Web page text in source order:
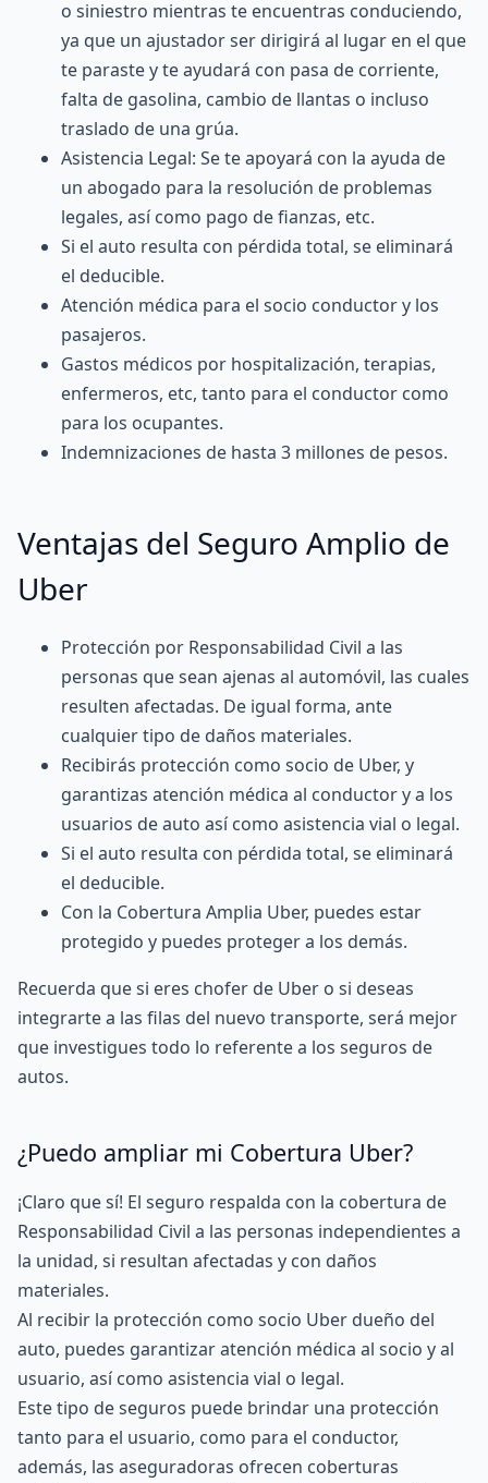
o siniestro mientras te encuentras conduciendo,
ya que un ajustador ser dirigirá al lugar en el que
te paraste y te ayudará con pasa de corriente,
falta de gasolina, cambio de llantas o incluso
traslado de una grúa.
Asistencia Legal: Se te apoyará con la ayuda de
un abogado para la resolución de problemas
legales, así como pago de fianzas, etc.
Si el auto resulta con pérdida total, se eliminará
el deducible.
Atención médica para el socio conductor y los
pasajeros.
Gastos médicos por hospitalización, terapias,
enfermeros, etc, tanto para el conductor como
para los ocupantes.
Indemnizaciones de hasta 3 millones de pesos.
Ventajas del Seguro Amplio de
Uber
Protección por Responsabilidad Civil a las
personas que sean ajenas al automóvil, las cuales
resulten afectadas. De igual forma, ante
cualquier tipo de daños materiales.
Recibirás protección como socio de Uber, y
garantizas atención médica al conductor y a los
usuarios de auto así como asistencia vial o legal.
Si el auto resulta con pérdida total, se eliminará
el deducible.
Con la Cobertura Amplia Uber, puedes estar
protegido y puedes proteger a los demás.
Recuerda que si eres chofer de Uber o si deseas
integrarte a las filas del nuevo transporte, será mejor
que investigues todo lo referente a los seguros de
autos.
¿Puedo ampliar mi Cobertura Uber?
¡Claro que sí! El seguro respalda con la cobertura de
Responsabilidad Civil a las personas independientes a
la unidad, si resultan afectadas y con daños
materiales.
Al recibir la protección como socio Uber dueño del
auto, puedes garantizar atención médica al socio y al
usuario, así como asistencia vial o legal.
Este tipo de seguros puede brindar una protección
tanto para el usuario, como para el conductor,
además, las aseguradoras ofrecen coberturas